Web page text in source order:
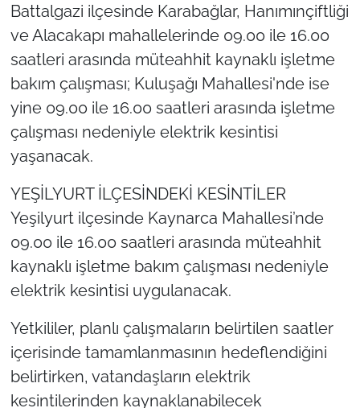
Battalgazi ilçesinde Karabağlar, Hanımınçiftliği
ve Alacakapı mahallelerinde 09.00 ile 16.00
saatleri arasında müteahhit kaynaklı işletme
bakım çalışması; Kuluşağı Mahallesi'nde ise
yine 09.00 ile 16.00 saatleri arasında işletme
çalışması nedeniyle elektrik kesintisi
yaşanacak.
YEŞİLYURT İLÇESİNDEKİ KESİNTİLER
Yeşilyurt ilçesinde Kaynarca Mahallesi’nde
09.00 ile 16.00 saatleri arasında müteahhit
kaynaklı işletme bakım çalışması nedeniyle
elektrik kesintisi uygulanacak.
Yetkililer, planlı çalışmaların belirtilen saatler
içerisinde tamamlanmasının hedeflendiğini
belirtirken, vatandaşların elektrik
kesintilerinden kaynaklanabilecek